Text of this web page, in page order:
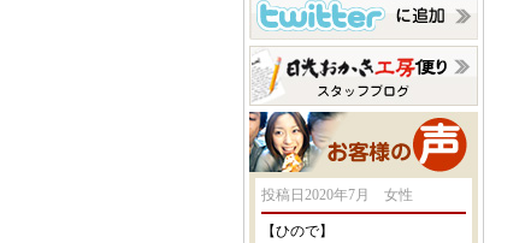
投稿日2020年7月 女性
【ひので】